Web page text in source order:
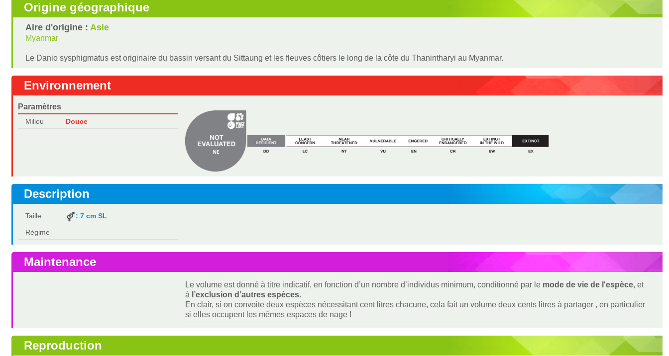
Origine géographique
Aire d'origine :Asie
Myanmar
Le Danio sysphigmatus est originaire du bassin versant du Sittaung et les fleuves côtiers le long de la côte du Thanintharyi au Myanmar.
Environnement
Paramètres
Milieu Douce
Description
Taille : 7 cm SL
Régime
Maintenance
Le volume est donné à titre indicatif, en fonction d’un nombre d’individus minimum, conditionné par le mode de vie de l'espèce, et
à l’exclusion d’autres espèces.
En clair, si on convoite deux espèces nécessitant cent litres chacune, cela fait un volume deux cents litres à partager , en particulier
si elles occupent les mêmes espaces de nage !
Reproduction